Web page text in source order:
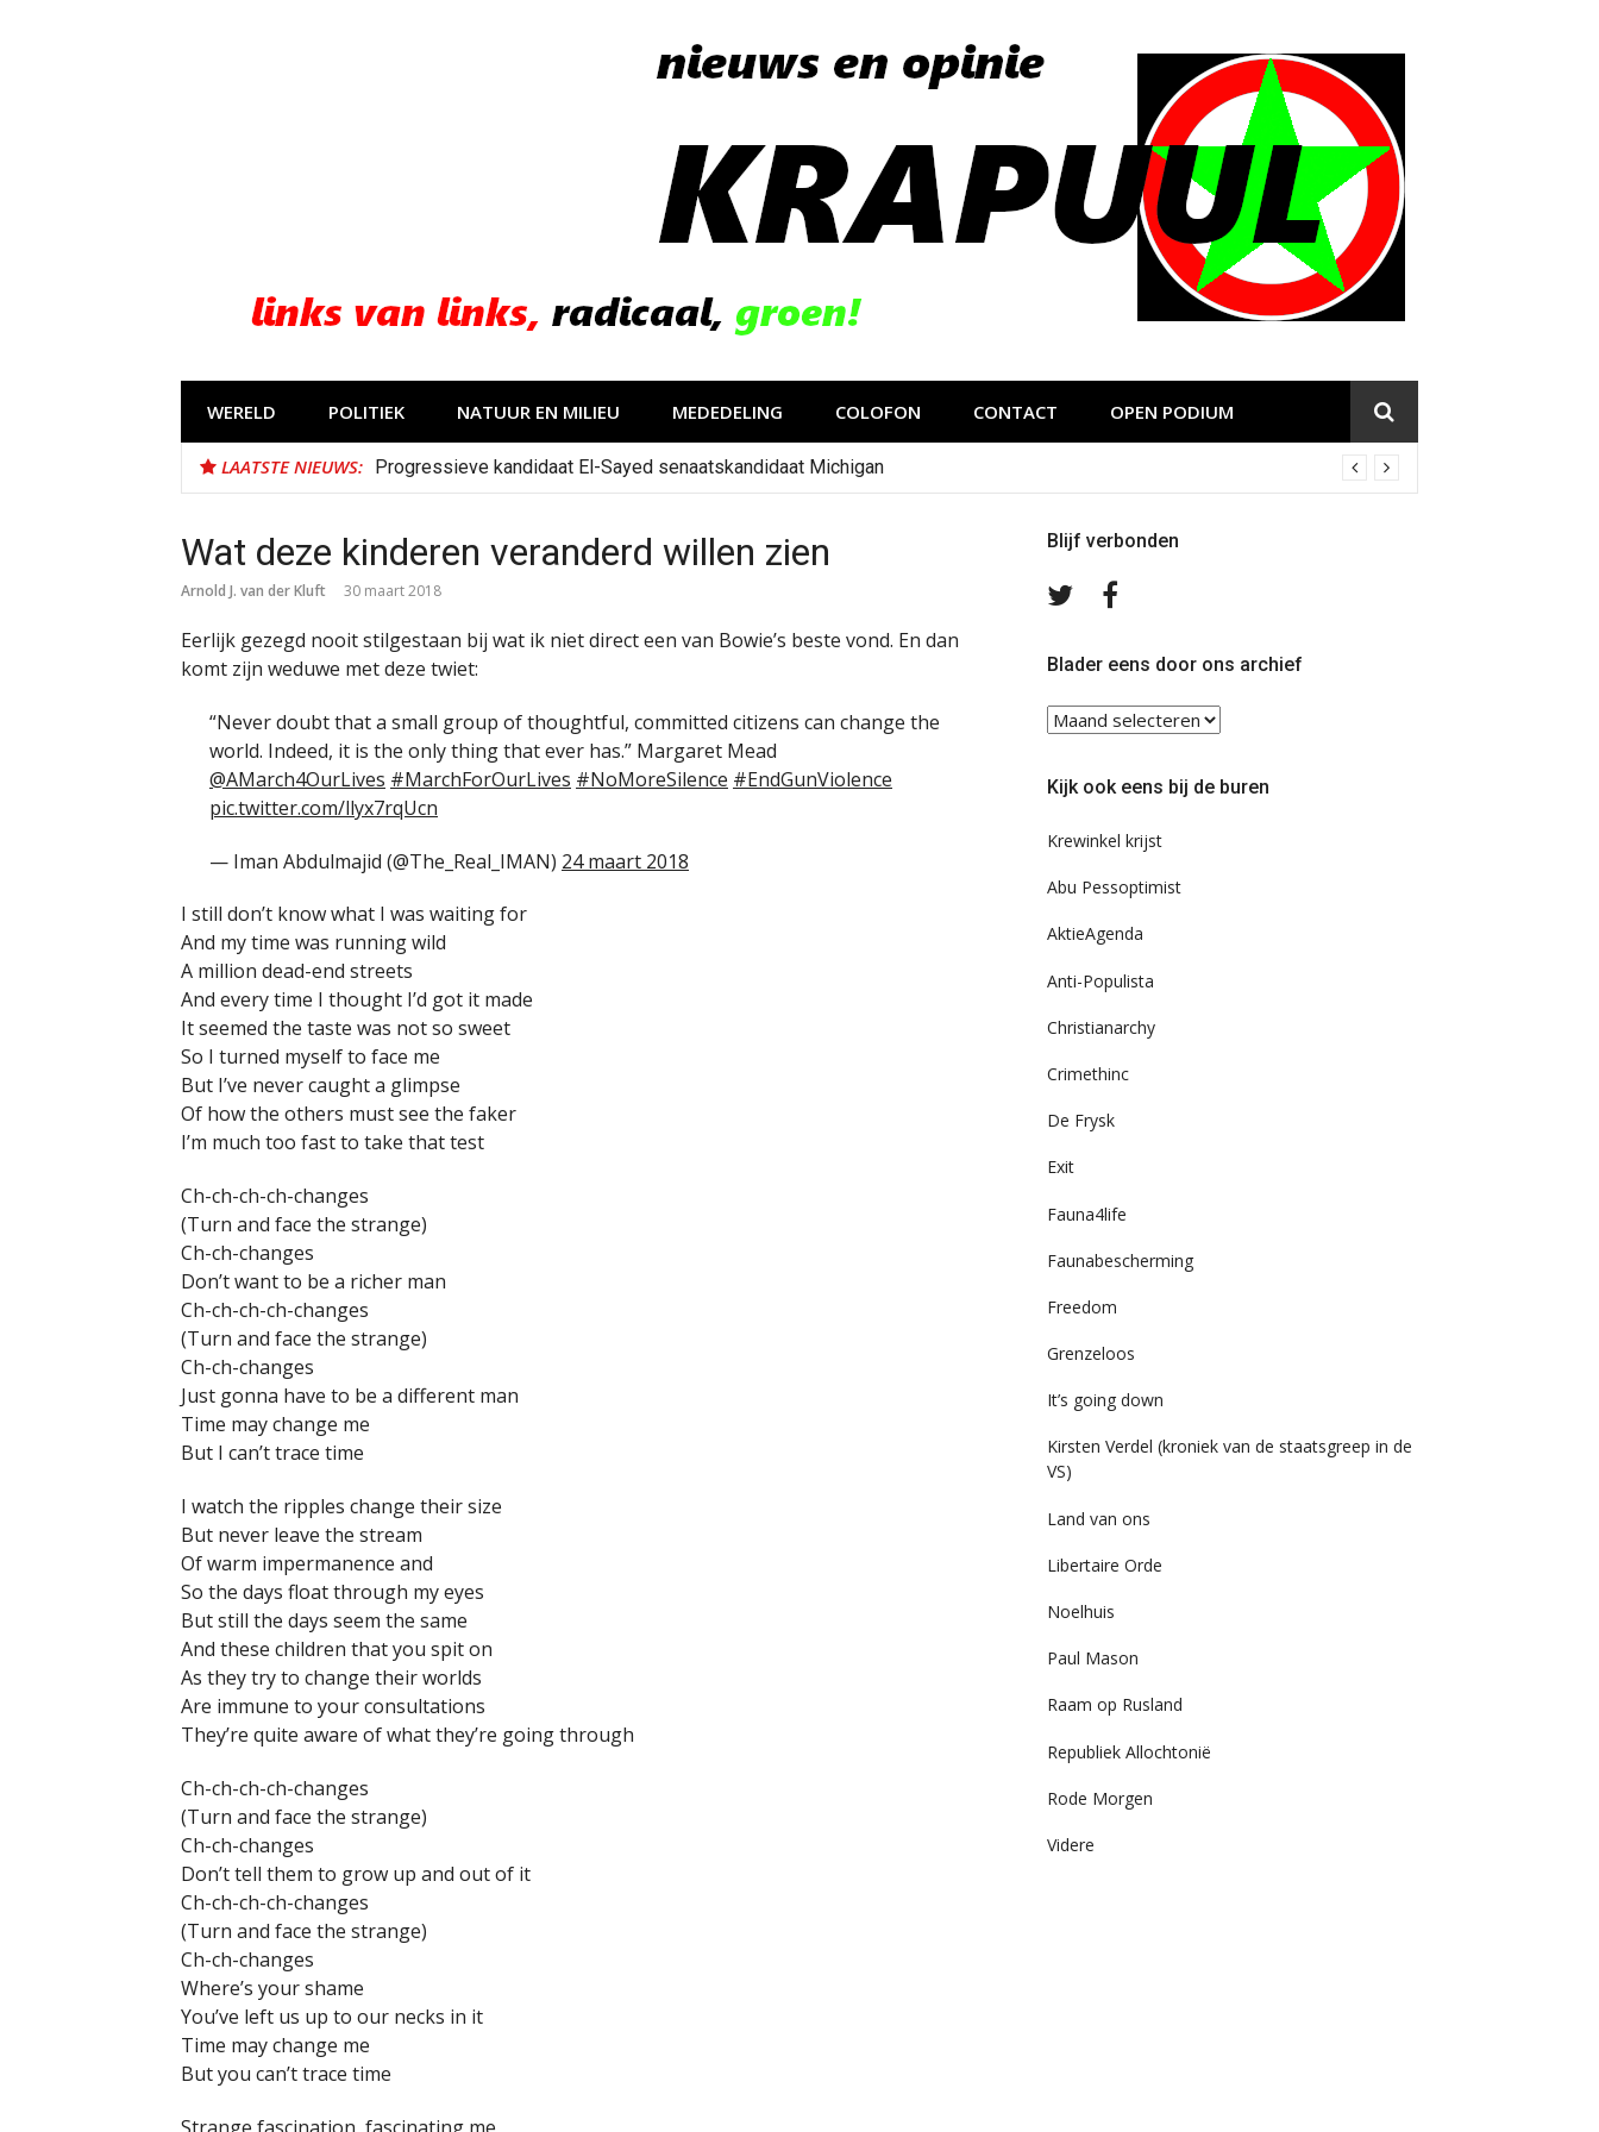
WERELD POLITIEK NATUUR EN MILIEU MEDEDELING COLOFON CONTACT OPEN PODIUM
LAATSTE NIEUWS: Progressieve kandidaat El-Sayed senaatskandidaat Michigan
Wat deze kinderen veranderd willen zien
Arnold J. van der Kluft 30 maart 2018
Eerlijk gezegd nooit stilgestaan bij wat ik niet direct een van Bowie’s beste vond. En dan
komt zijn weduwe met deze twiet:
“Never doubt that a small group of thoughtful, committed citizens can change the
world. Indeed, it is the only thing that ever has.” Margaret Mead
@AMarch4OurLives #MarchForOurLives #NoMoreSilence #EndGunViolence
pic.twitter.com/llyx7rqUcn
— Iman Abdulmajid (@The_Real_IMAN) 24 maart 2018
I still don’t know what I was waiting for
And my time was running wild
A million dead-end streets
And every time I thought I’d got it made
It seemed the taste was not so sweet
So I turned myself to face me
But I’ve never caught a glimpse
Of how the others must see the faker
I’m much too fast to take that test
Ch-ch-ch-ch-changes
(Turn and face the strange)
Ch-ch-changes
Don’t want to be a richer man
Ch-ch-ch-ch-changes
(Turn and face the strange)
Ch-ch-changes
Just gonna have to be a different man
Time may change me
But I can’t trace time
I watch the ripples change their size
But never leave the stream
Of warm impermanence and
So the days float through my eyes
But still the days seem the same
And these children that you spit on
As they try to change their worlds
Are immune to your consultations
They’re quite aware of what they’re going through
Ch-ch-ch-ch-changes
(Turn and face the strange)
Ch-ch-changes
Don’t tell them to grow up and out of it
Ch-ch-ch-ch-changes
(Turn and face the strange)
Ch-ch-changes
Where’s your shame
You’ve left us up to our necks in it
Time may change me
But you can’t trace time
Strange fascination, fascinating me
Blijf verbonden
Volg
TwitterFacebook
Blader eens door ons archief
Blader
eens
ons
Kijk ook eens bij de buren
Krewinkel krijst
Abu Pessoptimist
AktieAgenda
Anti-Populista
Christianarchy
Crimethinc
De Frysk
Exit
Fauna4life
Faunabescherming
Freedom
Grenzeloos
It’s going down
Kirsten Verdel (kroniek van de staatsgreep in de
VS)
Land van ons
Libertaire Orde
Noelhuis
Paul Mason
Raam op Rusland
Republiek Allochtonië
Rode Morgen
Videre